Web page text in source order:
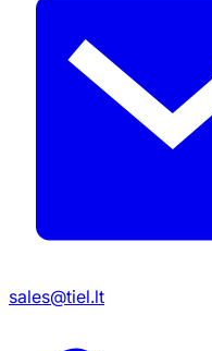
sales@tiel.lt